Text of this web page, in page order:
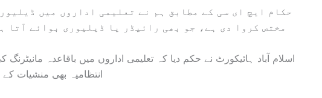
حکام ایچ ای سی کے مطابق ہم نے تعلیمی اداروں میں
مختص کروا دی ہے، جو بھی رائیڈر یا ڈیلیوری بوائے آتا
اسلام آباد ہائیکورٹ نے حکم دیا کہ تعلیمی اداروں میں باقاعدہ
انتظامیہ بھی منشیات کے